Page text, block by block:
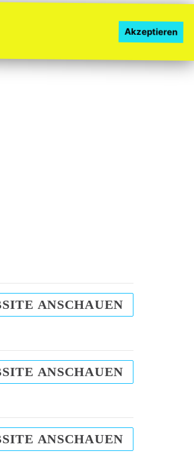
IMPRESSUM
ANSCHAUEN
ANSCHAUEN
ANSCHAUEN
Akzeptieren